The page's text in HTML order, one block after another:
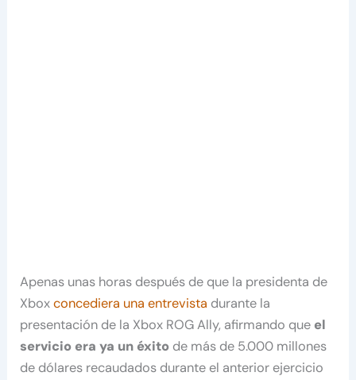
Apenas unas horas después de que la presidenta de
Xboxconcediera una entrevista durante la
presentación de la Xbox ROG Ally, afirmando que el
servicio era ya un éxito de más de 5.000 millones
de dólares recaudados durante el anterior ejercicio